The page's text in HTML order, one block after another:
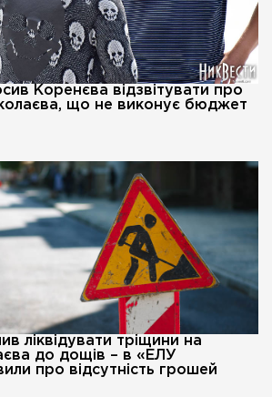
Коренєва відзвітувати про
що не виконує бюджет
ліквідувати тріщини на
до дощів – в «ЕЛУ
про відсутність грошей